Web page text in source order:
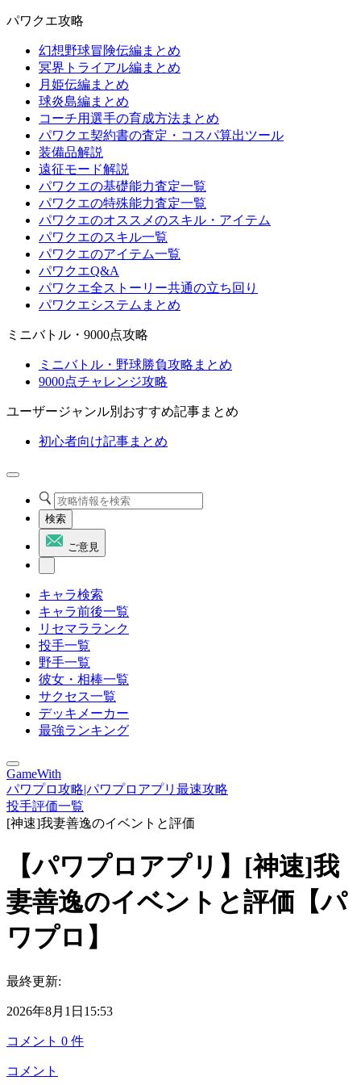
パワクエ攻略
幻想野球冒険伝編まとめ
冥界トライアル編まとめ
月姫伝編まとめ
球炎島編まとめ
コーチ用選手の育成方法まとめ
パワクエ契約書の査定・コスパ算出ツール
装備品解説
遠征モード解説
パワクエの基礎能力査定一覧
パワクエの特殊能力査定一覧
パワクエのオススメのスキル・アイテム
パワクエのスキル一覧
パワクエのアイテム一覧
パワクエQ&A
パワクエ全ストーリー共通の立ち回り
パワクエシステムまとめ
ミニバトル・9000点攻略
ミニバトル・野球勝負攻略まとめ
9000点チャレンジ攻略
ユーザージャンル別おすすめ記事まとめ
初心者向け記事まとめ
検索
ご意見
キャラ検索
キャラ前後一覧
リセマラランク
投手一覧
野手一覧
彼女・相棒一覧
サクセス一覧
デッキメーカー
最強ランキング
GameWith
パワプロ攻略|パワプロアプリ最速攻略
投手評価一覧
[神速]我妻善逸のイベントと評価
【パワプロアプリ】[神速]我
妻善逸のイベントと評価【パ
ワプロ】
最終更新:
2026年8月1日15:53
コメント 0 件
コメント